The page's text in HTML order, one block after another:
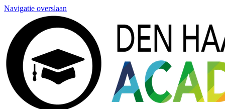
Navigatie overslaan